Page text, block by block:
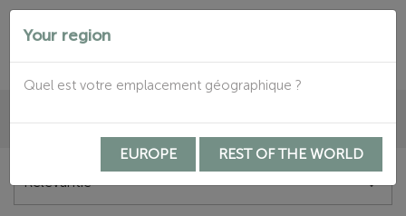


Relevantie 
Your region
Quel est votre emplacement géographique ?
EUROPE REST OF THE WORLD